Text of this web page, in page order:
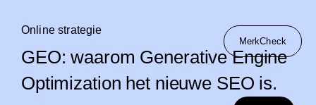
MerkCheck
Online strategie
GEO: waarom Generative Engine
Optimization het nieuwe SEO is.